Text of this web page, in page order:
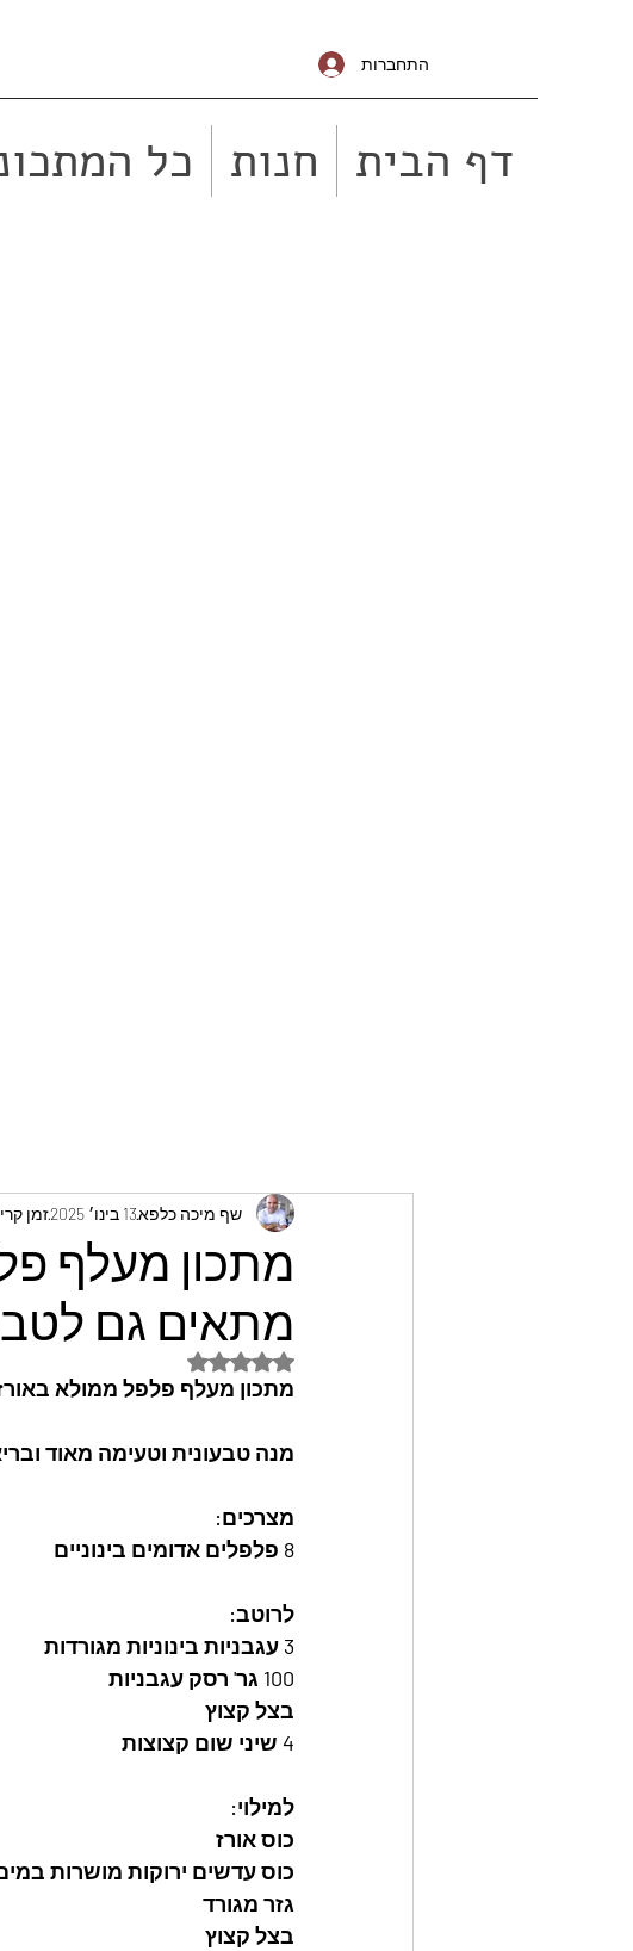
התחברות
דף הבית חנות כל
מתכון מעלף
מתאים גם
שף מיכה כלפא13 בינו׳ 2025 זמן קריאה
דירוג של NaN מתוך 5 כוכבים
מתכון מעלף פלפל ממולא
מנה טבעונית וטעימה מאוד
מצרכים:
8 פלפלים אדומים בינוניים
לרוטב:
3 עגבניות בינוניות מגורדות
100 גר' רסק עגבניות
בצל קצוץ
4 שיני שום קצוצות
למילוי:
כוס אורז
כוס עדשים ירוקות מושרות
גזר מגורד
בצל קצוץ